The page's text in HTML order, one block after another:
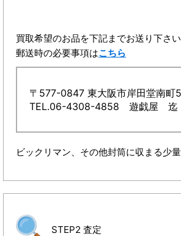
買取希望のお品を下記までお送り下さい
郵送時の必要事項はこちら
〒577-0847 東大阪市岸田堂南町
TEL.06-4308-4858 遊戯屋 迄
ビックリマン、その他封筒に収まる少
STEP2 査定